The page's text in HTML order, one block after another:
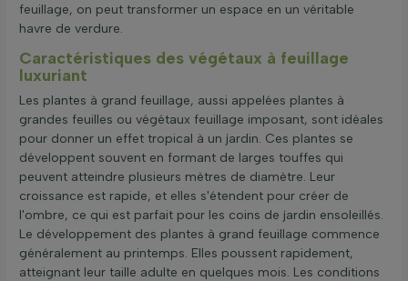
feuillage, on peut transformer un espace en un véritable
havre de verdure.
Caractéristiques des végétaux à feuillage
luxuriant
Les plantes à grand feuillage, aussi appelées plantes à
grandes feuilles ou végétaux feuillage imposant, sont idéales
pour donner un effet tropical à un jardin. Ces plantes se
développent souvent en formant de larges touffes qui
peuvent atteindre plusieurs mètres de diamètre. Leur
croissance est rapide, et elles s'étendent pour créer de
l'ombre, ce qui est parfait pour les coins de jardin ensoleillés.
Le développement des plantes à grand feuillage commence
généralement au printemps. Elles poussent rapidement,
atteignant leur taille adulte en quelques mois. Les conditions